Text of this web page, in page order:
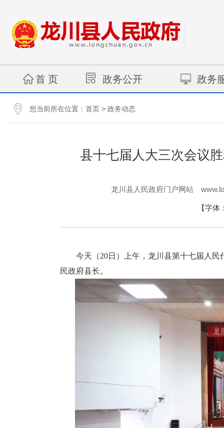
首 页 政务公开 政务
您当前所在位置： 首页 > 政务动态
县十七届人大三次会议
龙川县人民政府门户网站
【字体
今天（20日）上午，龙川县第十七届人民
民政府县长。